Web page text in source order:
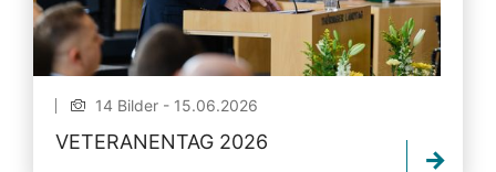
14 Bilder - 15.06.2026
VETERANENTAG 2026